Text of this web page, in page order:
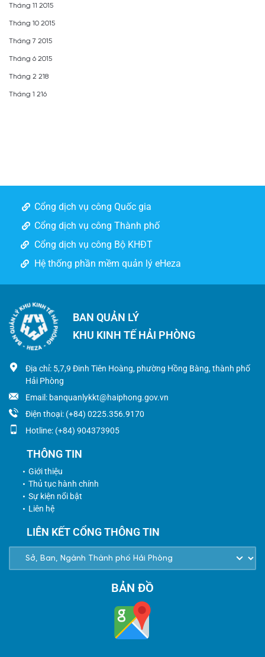
Tháng 11 2015
Tháng 10 2015
Tháng 7 2015
Tháng 6 2015
Tháng 2 218
Tháng 1 216
Cổng dịch vụ công Quốc gia
Cổng dịch vụ công Thành phố
Cổng dịch vụ công Bộ KHĐT
Hệ thống phần mềm quản lý eHeza
BAN QUẢN LÝ
KHU KINH TẾ HẢI PHÒNG
Địa chỉ: 5,7,9 Đinh Tiên Hoàng, phường Hồng Bàng, thành phố
Hải Phòng
Email: banquanlykkt@haiphong.gov.vn
Điện thoại: (+84) 0225.356.9170
Hotline: (+84) 904373905
THÔNG TIN
Giới thiệu
Thủ tục hành chính
Sự kiện nổi bật
Liên hệ
LIÊN KẾT CỔNG THÔNG TIN
BẢN ĐỒ